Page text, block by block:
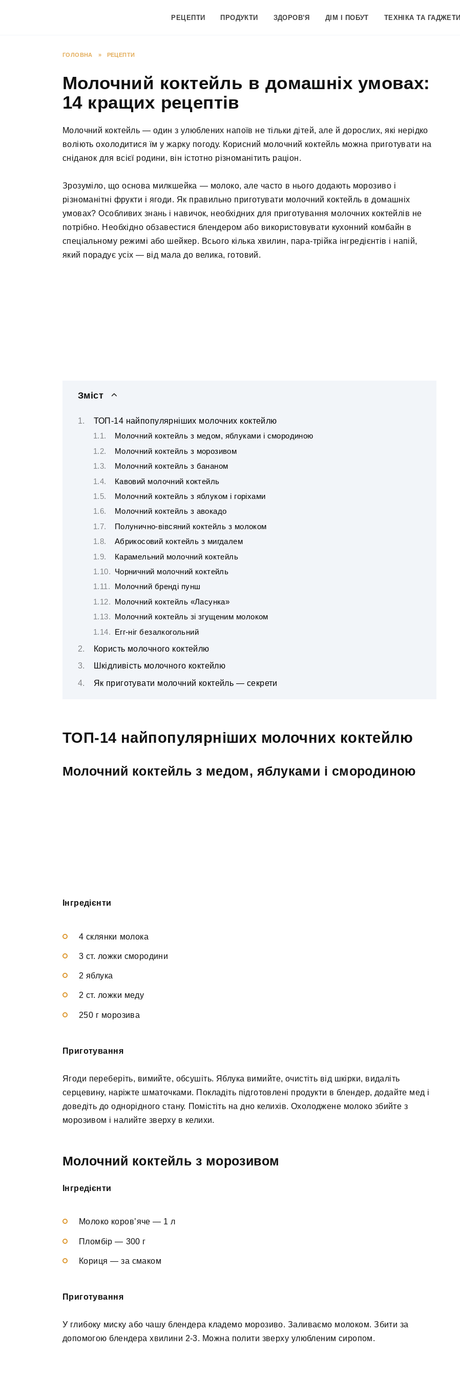
РЕЦЕПТИ ПРОДУКТИ ЗДОРОВ’Я ДІМ І ПОБУТ ТЕХНІКА ТА ГАДЖЕТИ
ГОЛОВНА » РЕЦЕПТИ
Молочний коктейль в домашніх умовах:
14 кращих рецептів
Молочний коктейль — один з улюблених напоїв не тільки дітей, але й дорослих, які нерідко
воліють охолодитися їм у жарку погоду. Корисний молочний коктейль можна приготувати на
сніданок для всієї родини, він істотно різноманітить раціон.
Зрозуміло, що основа милкшейка — молоко, але часто в нього додають морозиво і
різноманітні фрукти і ягоди. Як правильно приготувати молочний коктейль в домашніх
умовах? Особливих знань і навичок, необхідних для приготування молочних коктейлів не
потрібно. Необхідно обзавестися блендером або використовувати кухонний комбайн в
спеціальному режимі або шейкер. Всього кілька хвилин, пара-трійка інгредієнтів і напій,
який порадує усіх — від мала до велика, готовий.
Зміст
ТОП-14 найпопулярніших молочних коктейлю
Молочний коктейль з медом, яблуками і смородиною
Молочний коктейль з морозивом
Молочний коктейль з бананом
Кавовий молочний коктейль
Молочний коктейль з яблуком і горіхами
Молочний коктейль з авокадо
Полунично-вівсяний коктейль з молоком
Абрикосовий коктейль з мигдалем
Карамельний молочний коктейль
Чорничний молочний коктейль
Молочний бренді пунш
Молочний коктейль «Ласунка»
Молочний коктейль зі згущеним молоком
Егг-ніг безалкогольний
Користь молочного коктейлю
Шкідливість молочного коктейлю
Як приготувати молочний коктейль — секрети
ТОП-14 найпопулярніших молочних коктейлю
Молочний коктейль з медом, яблуками і смородиною
Інгредієнти
4 склянки молока
3 ст. ложки смородини
2 яблука
2 ст. ложки меду
250 г морозива
Приготування
Ягоди переберіть, вимийте, обсушіть. Яблука вимийте, очистіть від шкірки, видаліть
серцевину, наріжте шматочками. Покладіть підготовлені продукти в блендер, додайте мед і
доведіть до однорідного стану. Помістіть на дно келихів. Охолоджене молоко збийте з
морозивом і налийте зверху в келихи.
Молочний коктейль з морозивом
Інгредієнти
Молоко коров’яче — 1 л
Пломбір — 300 г
Кориця — за смаком
Приготування
У глибоку миску або чашу блендера кладемо морозиво. Заливаємо молоком. Збити за
допомогою блендера хвилини 2-3. Можна полити зверху улюбленим сиропом.